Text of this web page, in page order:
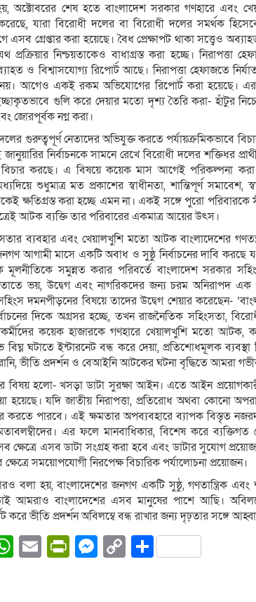
অক্টোবরের শেষ হতে বাংলাদেশ সরকার গণহারে এবং
যারা বিরোধী দলের বা বিরোধী দলের সমর্থক
এসব গ্রেপ্তার করা হয়েছে। বৈধ প্রেক্ষাপট থাকা সত্ত্বেও
প্রক্রিয়ার নিশ্চয়তাকেও বাধাগ্রস্ত করা হচ্ছে। নিরাপত্তা
ও বিশ্বাসযোগ্য রিপোর্ট আছে। নিরাপত্তা হেফাজতে
নয়। আগেও একই রকম অভিযোগের রিপোর্ট করা হয়েছে।
গুলি করে দেয়ার মতো দৃশ্য তৈরি করা- হাঁটুর
জোরপূর্বক নগ্ন করা।
গুরুত্বপূর্ণ নেতাদের অভিযুক্ত করতে পর্যায়ক্রমিকভাবে
জানুয়ারির নির্বাচনকে সামনে রেখে বিরোধী দলের শক্তিধর
করছে। এ বিষয়ে কয়েক মাস আগেই পরিকল্পনা
শুধুমাত্র মত প্রকাশের স্বাধীনতা, শান্তিপূর্ণ সমাবেশ,
ক্ষতিগ্রস্ত করা হচ্ছে এমন না। একই সঙ্গে পুরো পরিবারকে
আটক ব্যক্তি তার পরিবারের একমাত্র আয়ের উৎস।
ব্যবহার এবং খেয়ালখুশি মতো আটক বাংলাদেশের
আগামী মাসে একটি অবাধ ও সুষ্ঠু নির্বাচনের দাবি করছে
মূলনীতিকে সমুন্নত করার পরিবর্তে বাংলাদেশ সরকার
ভয়, উদ্বেগ এবং নাগরিকদের জন্য চরম অনিরাপদ এক
দমনপীড়নের বিষয়ে তাদের উদ্বেগ শেয়ার করেছেন-
দিকে অগ্রসর হচ্ছে, তখন রাজনৈতিক সহিংসতা,
কয়েক হাজারকে গণহারে খেয়ালখুশি মতো আটক,
বিঘ্ন ঘটাতে ইন্টারনেট বন্ধ করে দেয়া, প্রতিশোধমূলক
ভীতি প্রদর্শন ও বেআইনি আটকের ঘটনা বৃদ্ধিতে আমরা
বিষয় হলো- খসড়া ডাটা সুরক্ষা আইন। এতে আইন
হয়েছে। যদি জাতীয় নিরাপত্তা, প্রতিরোধ অথবা কোনো
করতে পারবে। এই ক্ষমতার অপব্যবহারে ব্যাপক বিস্তৃত
এর ফলে মানবাধিকার, বিশেষ করে
ক্ষেত্রে এসব ডাটা সংগ্রহ করা হবে এবং ডাটার সুযোগ
সময়োপযোগী নিরপেক্ষ বিচারিক পর্যালোচনা প্রয়োজন।
বলা হয়, বাংলাদেশের জনগণ একটি সুষ্ঠু, গণতান্ত্রিক এবং
আমরাও বাংলাদেশের এসব মানুষের পাশে আছি।
করে ভীতি প্রদর্শন অবিলম্বে বন্ধ রাখার জন্য দৃঢ়তার সঙ্গে
WhatsApp
EmailPrintFriendly
Messenger
CopyShare